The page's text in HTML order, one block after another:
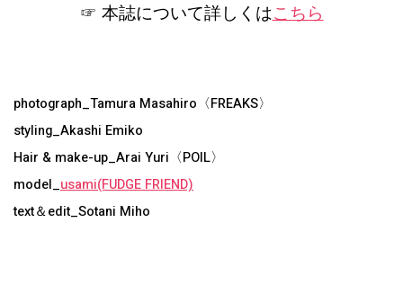
☞ 本誌について詳しくはこちら
photograph_Tamura Masahiro〈FREAKS〉
styling_Akashi Emiko
Hair & make-up_Arai Yuri〈POIL〉
model_usami(FUDGE FRIEND)
text＆edit_Sotani Miho